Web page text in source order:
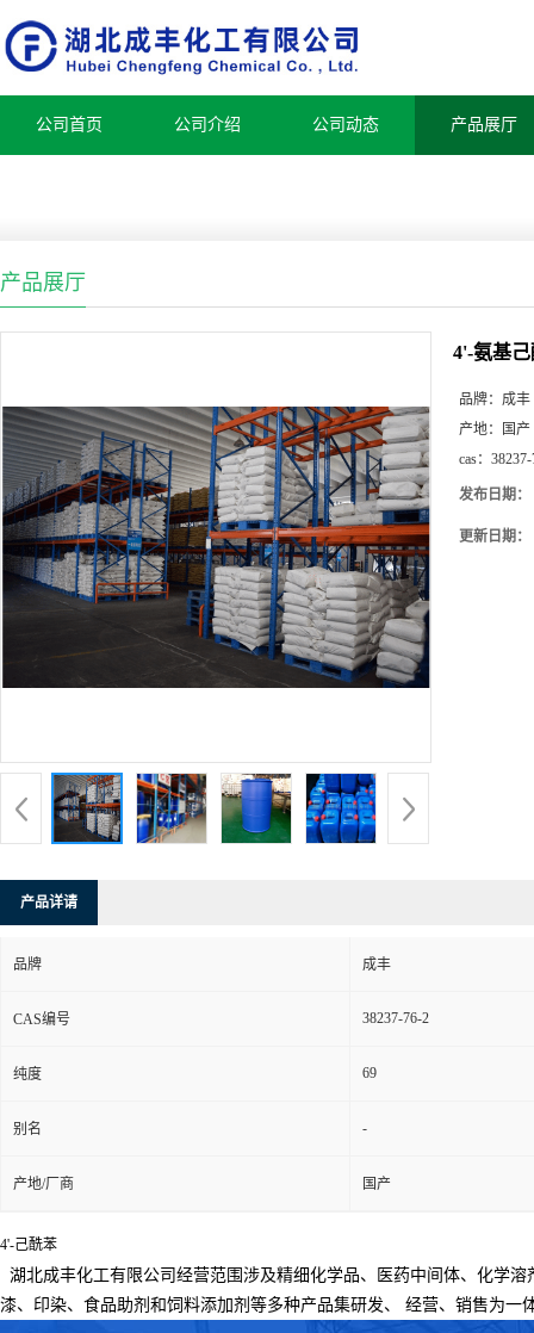
公司首页 公司介绍 公司动态 产品展厅
产品展厅
4'-氨基
品牌： 成丰
产地：
国产
cas：
发布日期：
更新日期：
产品详请
品牌 成丰
CAS编号 38237-76-2
纯度 69
别名 -
产地/厂商 国产
4'-己酰苯
湖北成丰化工有限公司经营范围涉及精细化学品、医药中间体、化学
漆、印染、食品助剂和饲料添加剂等多种产品集研发、
经营、销售为一